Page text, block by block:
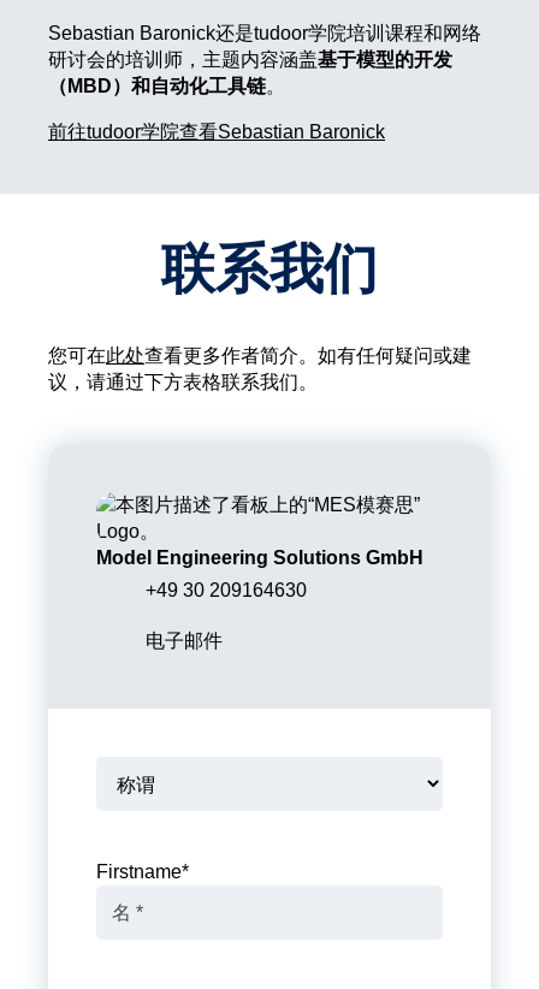
Sebastian Baronick还是tudoor学院培训课程和网络
研讨会的培训师，主题内容涵盖基于模型的开发
（MBD）和自动化工具链。
前往tudoor学院查看Sebastian Baronick
联系我们
您可在此处查看更多作者简介。如有任何疑问或建
议，请通过下方表格联系我们。
Model Engineering Solutions GmbH
+49 30 209164630
电子邮件
Firstname*